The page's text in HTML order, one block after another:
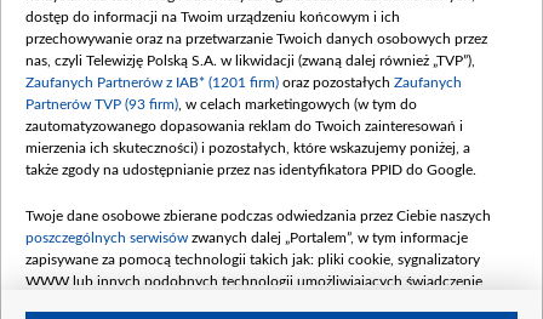
dostęp do informacji na Twoim urządzeniu końcowym i ich
przechowywanie oraz na przetwarzanie Twoich danych osobowych przez
nas, czyli Telewizję Polską S.A. w likwidacji (zwaną dalej również „TVP”),
Zaufanych Partnerów z IAB* (1201 firm) oraz pozostałych Zaufanych
Partnerów TVP (93 firm) , w celach marketingowych (w tym do
zautomatyzowanego dopasowania reklam do Twoich zainteresowań i
mierzenia ich skuteczności) i pozostałych, które wskazujemy poniżej, a
także zgody na udostępnianie przez nas identyfikatora PPID do Google.
Twoje dane osobowe zbierane podczas odwiedzania przez Ciebie naszych
poszczególnych serwisów zwanych dalej „Portalem”, w tym informacje
zapisywane za pomocą technologii takich jak: pliki cookie, sygnalizatory
WWW lub innych podobnych technologii umożliwiających świadczenie